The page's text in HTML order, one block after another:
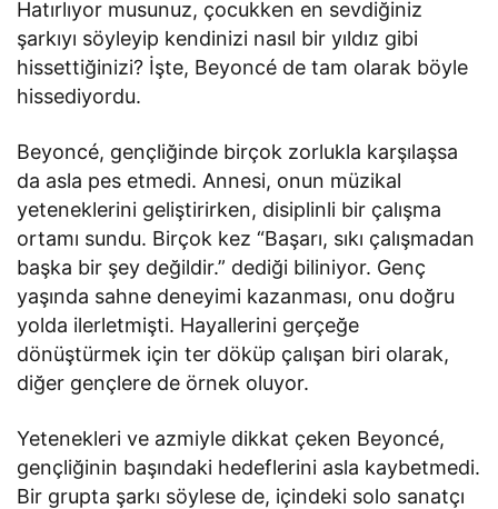
Hatırlıyor musunuz, çocukken en sevdiğiniz
şarkıyı söyleyip kendinizi nasıl bir yıldız gibi
hissettiğinizi? İşte, Beyoncé de tam olarak böyle
hissediyordu.
Beyoncé, gençliğinde birçok zorlukla karşılaşsa
da asla pes etmedi. Annesi, onun müzikal
yeteneklerini geliştirirken, disiplinli bir çalışma
ortamı sundu. Birçok kez “Başarı, sıkı çalışmadan
başka bir şey değildir.” dediği biliniyor. Genç
yaşında sahne deneyimi kazanması, onu doğru
yolda ilerletmişti. Hayallerini gerçeğe
dönüştürmek için ter döküp çalışan biri olarak,
diğer gençlere de örnek oluyor.
Yetenekleri ve azmiyle dikkat çeken Beyoncé,
gençliğinin başındaki hedeflerini asla kaybetmedi.
Bir grupta şarkı söylese de, içindeki solo sanatçı